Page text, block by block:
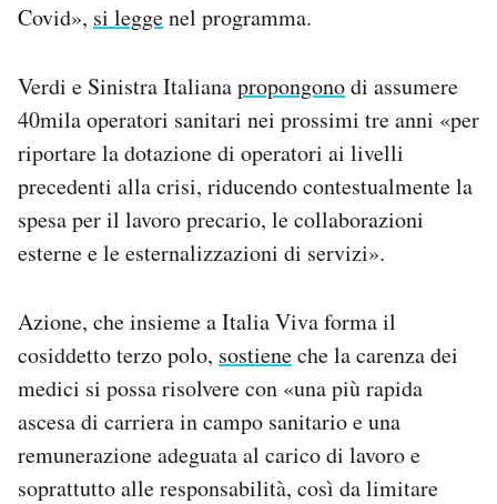
Covid», si leggenel programma.
Verdi e Sinistra Italianapropongonodi assumere
40mila operatori sanitari nei prossimi tre anni «per
riportare la dotazione di operatori ai livelli
precedenti alla crisi, riducendo contestualmente la
spesa per il lavoro precario, le collaborazioni
esterne e le esternalizzazioni di servizi».
Azione, che insieme a Italia Viva forma il
cosiddetto terzo polo, sostieneche la carenza dei
medici si possa risolvere con «una più rapida
ascesa di carriera in campo sanitario e una
remunerazione adeguata al carico di lavoro e
soprattutto alle responsabilità, così da limitare